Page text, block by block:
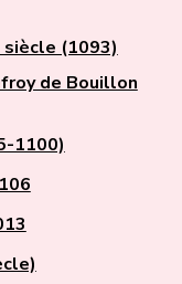
siècle (1093)
de Bouillon
1100)